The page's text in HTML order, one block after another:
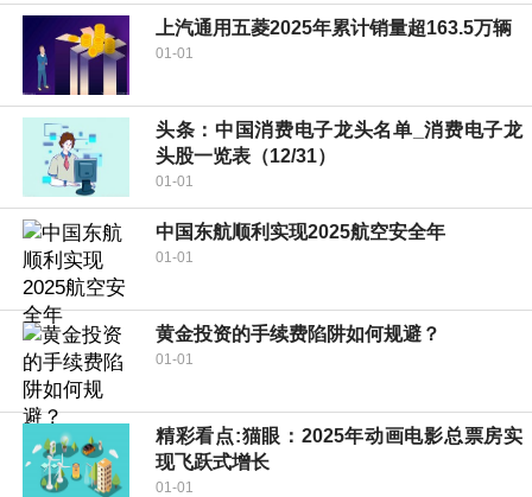
上汽通用五菱2025年累计销量超163.5万辆
01-01
头条：中国消费电子龙头名单_消费电子龙
头股一览表（12/31）
01-01
中国东航顺利实现2025航空安全年
01-01
黄金投资的手续费陷阱如何规避？
01-01
精彩看点:猫眼：2025年动画电影总票房实
现飞跃式增长
01-01